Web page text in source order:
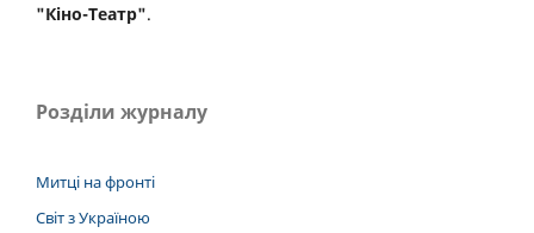
"Кіно-Театр".
Розділи журналу
Митці на фронті
Світ з Україною